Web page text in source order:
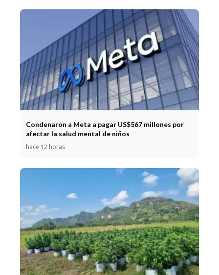
Condenaron a Meta a pagar US$567 millones por
afectar la salud mental de niños
hace 12 horas